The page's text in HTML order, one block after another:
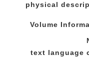
physical
Volume
text language